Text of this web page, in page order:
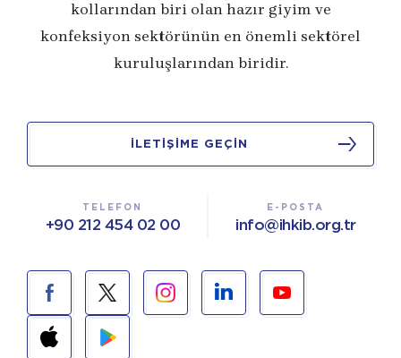
kollarından biri olan hazır giyim ve
konfeksiyon sektörünün en önemli sektörel
kuruluşlarından biridir.
İLETİŞİME GEÇİN
TELEFON
+90 212 454 02 00
E-POSTA
info@ihkib.org.tr